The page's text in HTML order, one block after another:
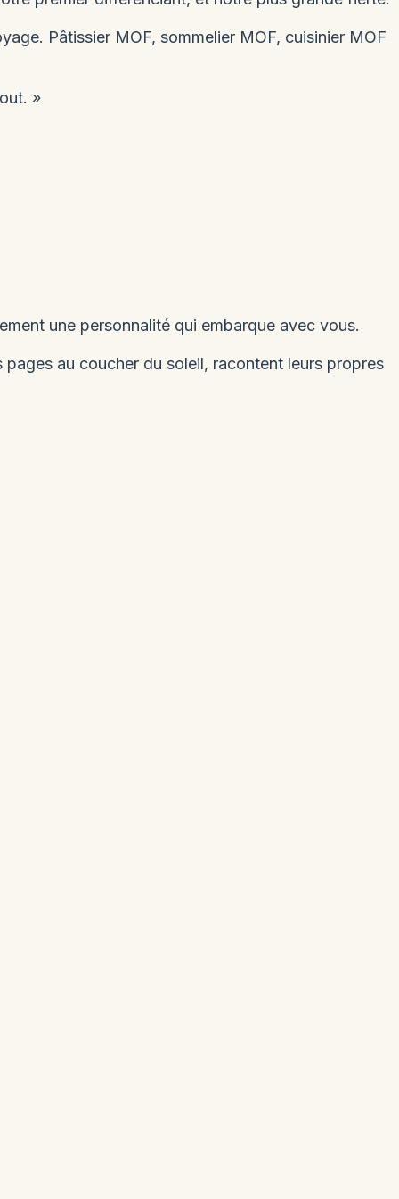
Pâtissier MOF, sommelier MOF, cuisinier MOF
»
une personnalité qui embarque avec vous.
au coucher du soleil, racontent leurs propres